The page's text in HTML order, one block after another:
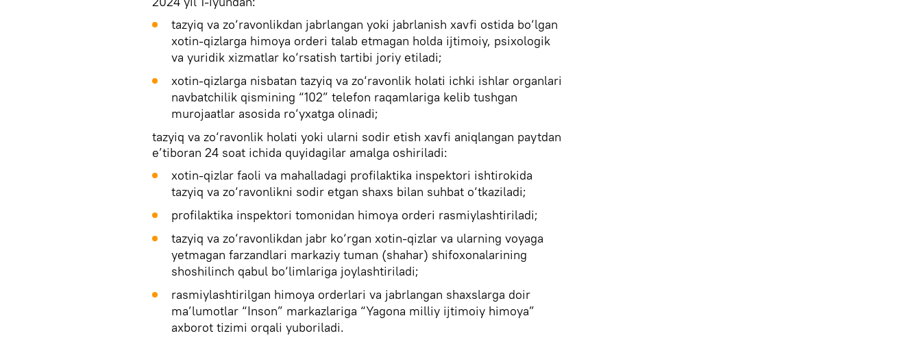
tazyiq va zo‘ravonlikdan jabrlangan yoki jabrlanish xavfi ostida bo‘lgan
xotin-qizlarga himoya orderi talab etmagan holda ijtimoiy, psixologik
va yuridik xizmatlar ko‘rsatish tartibi joriy etiladi;
xotin-qizlarga nisbatan tazyiq va zo‘ravonlik holati ichki ishlar organlari
navbatchilik qismining “102” telefon raqamlariga kelib tushgan
murojaatlar asosida ro‘yxatga olinadi;
tazyiq va zo‘ravonlik holati yoki ularni sodir etish xavfi aniqlangan paytdan
e’tiboran 24 soat ichida quyidagilar amalga oshiriladi:
xotin-qizlar faoli va mahalladagi profilaktika inspektori ishtirokida
tazyiq va zo‘ravonlikni sodir etgan shaxs bilan suhbat o‘tkaziladi;
profilaktika inspektori tomonidan himoya orderi rasmiylashtiriladi;
tazyiq va zo‘ravonlikdan jabr ko‘rgan xotin-qizlar va ularning voyaga
yetmagan farzandlari markaziy tuman (shahar) shifoxonalarining
shoshilinch qabul bo‘limlariga joylashtiriladi;
rasmiylashtirilgan himoya orderlari va jabrlangan shaxslarga doir
ma’lumotlar “Inson” markazlariga “Yagona milliy ijtimoiy himoya”
axborot tizimi orqali yuboriladi.